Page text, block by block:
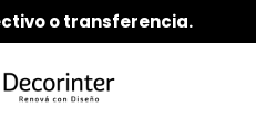
o transferencia.